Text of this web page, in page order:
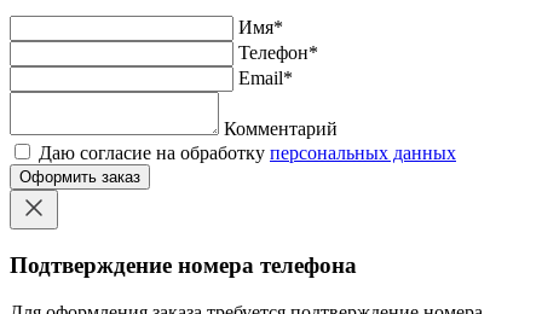
Имя*
Телефон*
Email*
Комментарий
Даю согласие на обработку персональных данных
Оформить заказ
Подтверждение номера телефона